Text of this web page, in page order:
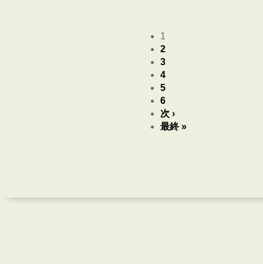
1
2
3
4
5
6
次 ›
最終 »